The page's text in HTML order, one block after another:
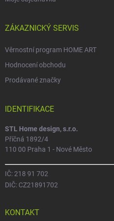
ZÁKAZNICKÝ SERVIS
Věrnostní program HOME ART
Hodnocení obchodu
Prodávané značky
IDENTIFIKACE
STL Home design, s.r.o.
Příčná 1892/4
110 00 Praha 1 - Nové Město
IČ: 218 91 702
DIČ: CZ21891702
KONTAKT